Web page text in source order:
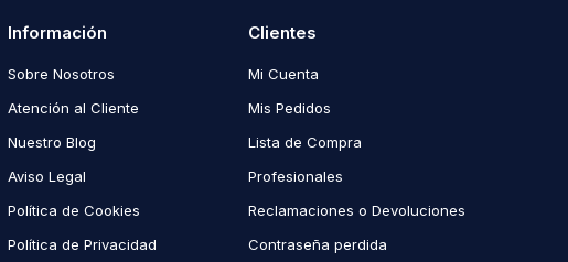
Información
Sobre Nosotros
Atención al Cliente
Nuestro Blog
Aviso Legal
Política de Cookies
Política de Privacidad
Clientes
Mi Cuenta
Mis Pedidos
Lista de Compra
Profesionales
Reclamaciones o Devoluciones
Contraseña perdida